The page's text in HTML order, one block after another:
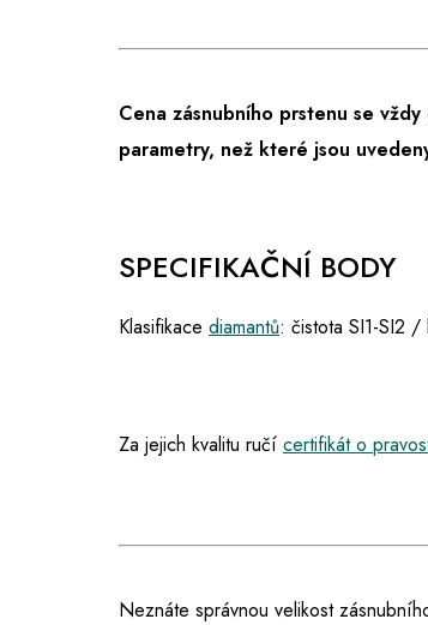
Cena zásnubního prstenu se
parametry, než které jsou
SPECIFIKAČNÍ BODY
Klasifikace diamantů: čistota SI1-SI2 /
Za jejich kvalitu ručí certifikát o
Neznáte správnou velikost